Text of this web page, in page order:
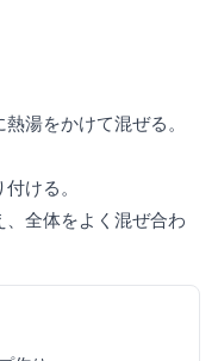
湯をかけて混ぜる。
ける。
全体をよく混ぜ合わ